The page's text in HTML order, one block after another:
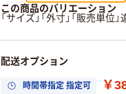
この商品のバリエーション
「サイズ」「外寸」「販売単位
配送オプション
時間帯指定 指定可 ￥